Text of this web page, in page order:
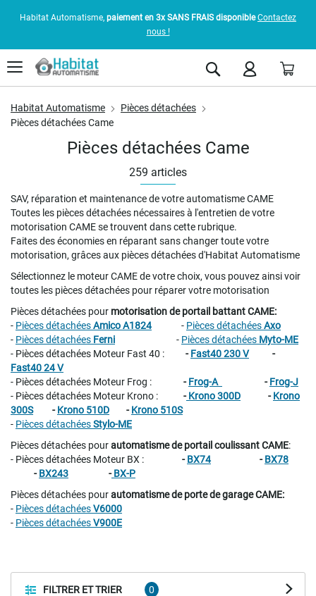
Habitat Automatisme, paiement en 3x SANS FRAIS disponible Contactez
nous !
Rechercher
Habitat Automatisme
Pièces détachées
Pièces détachées Came
FILTRER ET TRIER
259 articles
Pièces détachées Came
SAV, réparation et maintenance de votre automatisme CAME
Toutes les pièces détachées nécessaires à l'entretien de votre
motorisation CAME se trouvent dans cette rubrique.
Faites des économies en réparant sans changer toute votre
motorisation, grâces aux pièces détachées d'Habitat Automatisme
Sélectionnez le moteur CAME de votre choix, vous pouvez ainsi voir
toutes les pièces détachées pour réparer votre motorisation
Pièces détachées pour motorisation de portail battant CAME:
- Pièces détachéesAmico A1824- Pièces détachéesAxo
- Pièces détachées Ferni - Pièces détachées Myto-ME
- Pièces détachées Moteur Fast 40 :
-Fast40 230 V-
Fast40 24 V
- Pièces détachées Moteur Frog : -Frog-A -Frog-J
- Pièces détachées Moteur Krono : -Krono 300D -Krono
300S-Krono 510D -Krono 510S
- Pièces détachéesStylo-ME
Pièces détachées pourautomatisme de portail coulissant CAME:
- Pièces détachées Moteur BX :
-BX74-BX78
-BX243 -BX-P
Pièces détachées pourautomatisme de porte de garage CAME:
- Pièces détachéesV6000
- Pièces détachéesV900E